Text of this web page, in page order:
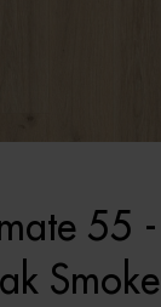
55 -
Smoke